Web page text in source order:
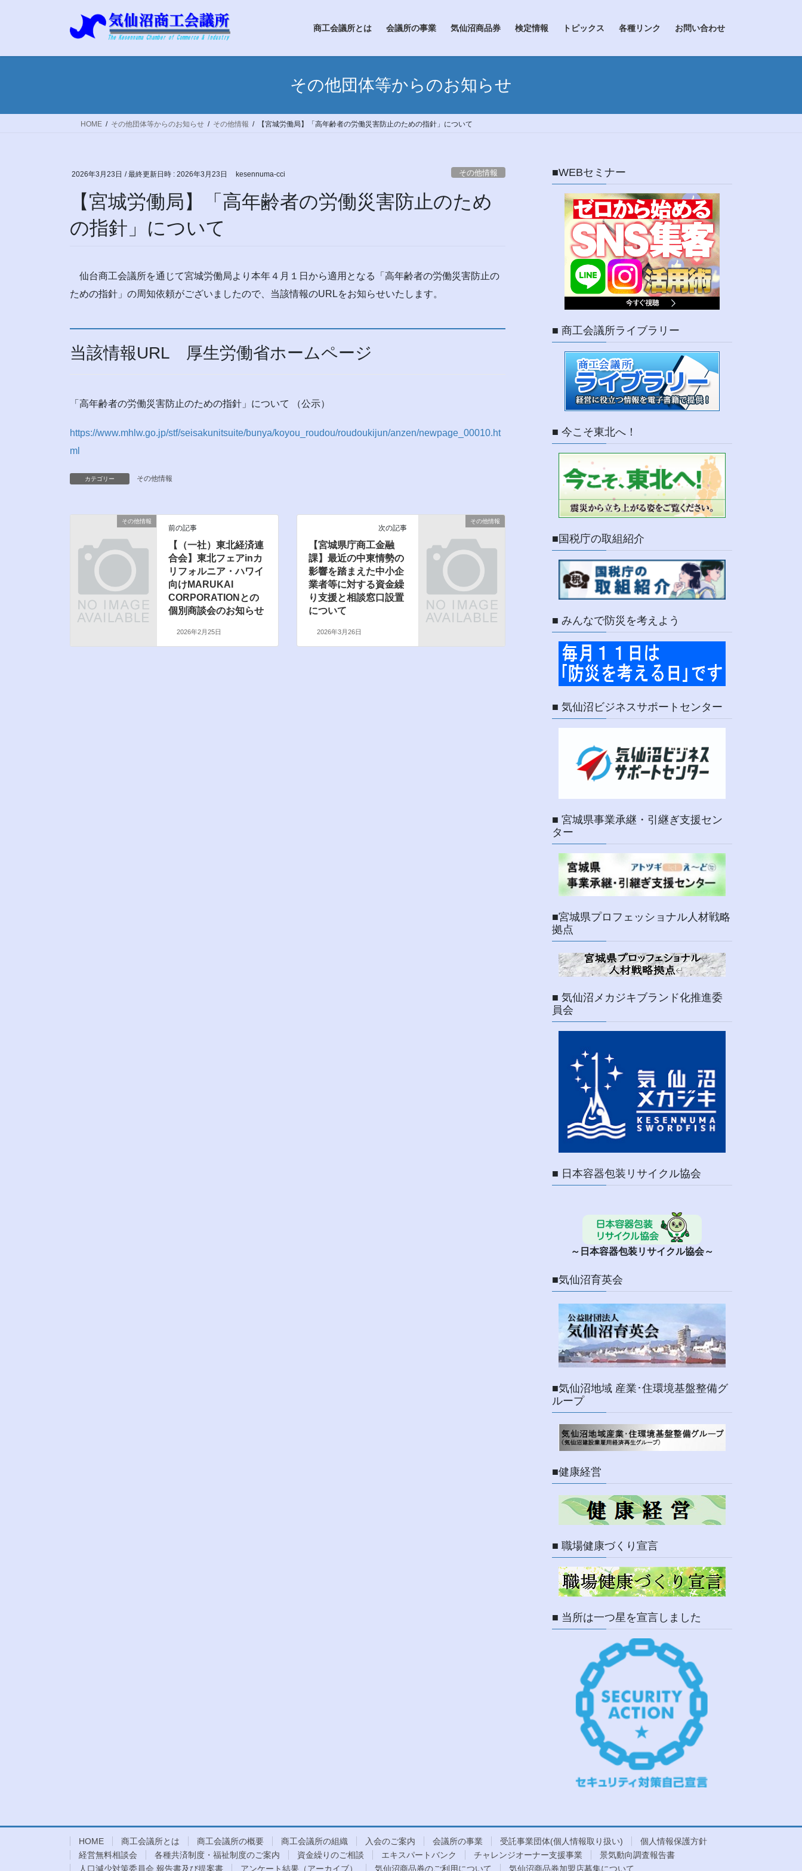
商工会議所とは 会議所の事業 気仙沼商品券 検定情報 トピックス 各種リンク お問い合わせ
その他団体等からのお知らせ
HOME その他団体等からのお知らせ その他情報 【宮城労働局】「高年齢者の労働災害防止のための指針」について
2026年3月23日 / 最終更新日時 : 2026年3月23日 kesennuma-cci その他情報
【宮城労働局】「高年齢者の労働災害防止のため
の指針」について
仙台商工会議所を通じて宮城労働局より本年４月１日から適用となる「高年齢者の労働災害防止の
ための指針」の周知依頼がございましたので、当該情報のURLをお知らせいたします。
当該情報URL 厚生労働省ホームページ
「高年齢者の労働災害防止のための指針」について （公示）
https://www.mhlw.go.jp/stf/seisakunitsuite/bunya/koyou_roudou/roudoukijun/anzen/newpage_00010.ht
ml
カテゴリー その他情報
その他情報
前の記事
【（一社）東北経済連
合会】東北フェアinカ
リフォルニア・ハワイ
向けMARUKAI
CORPORATIONとの
個別商談会のお知らせ
2026年2月25日
その他情報
次の記事
【宮城県庁商工金融
課】最近の中東情勢の
影響を踏まえた中小企
業者等に対する資金繰
り支援と相談窓口設置
について
2026年3月26日
■WEBセミナー
■ 商工会議所ライブラリー
■ 今こそ東北へ！
■国税庁の取組紹介
■ みんなで防災を考えよう
■ 気仙沼ビジネスサポートセンター
■ 宮城県事業承継・引継ぎ支援セン
ター
■宮城県プロフェッショナル人材戦略
拠点
■ 気仙沼メカジキブランド化推進委
員会
■ 日本容器包装リサイクル協会
～日本容器包装リサイクル協会～
■気仙沼育英会
■気仙沼地域 産業･住環境基盤整備グ
ループ
■健康経営
■ 職場健康づくり宣言
■ 当所は一つ星を宣言しました
HOME 商工会議所とは 商工会議所の概要 商工会議所の組織 入会のご案内 会議所の事業 受託事業団体(個人情報取り扱い)
個人情報保護方針
経営無料相談会
各種共済制度・福祉制度のご案内 資金繰りのご相談 エキスパートバンク チャレンジオーナー支援事業
景気動向調査報告書
人口減少対策委員会 報告書及び提案書
アンケート結果（アーカイブ） 気仙沼商品券のご利用について 気仙沼商品券加盟店募集について